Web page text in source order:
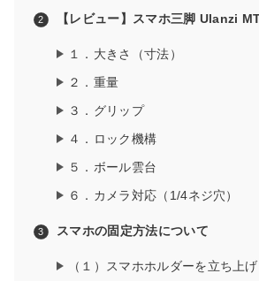
【レビュー】スマホ三脚 Ulanzi
１．大きさ（寸法）
２．重量
３．グリップ
４．ロック機構
５．ボール雲台
６．カメラ対応（1/4ネジ穴）
スマホの固定方法について
（１）スマホホルダーを立ち上げ